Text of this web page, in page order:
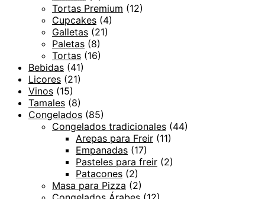
Tortas Premium (12)
Cupcakes (4)
Galletas (21)
Paletas (8)
Tortas (16)
Bebidas (41)
Licores (21)
Vinos (15)
Tamales (8)
Congelados (85)
Congelados tradicionales (44)
Arepas para Freir (11)
Empanadas (17)
Pasteles para freir (2)
Patacones (2)
Masa para Pizza (2)